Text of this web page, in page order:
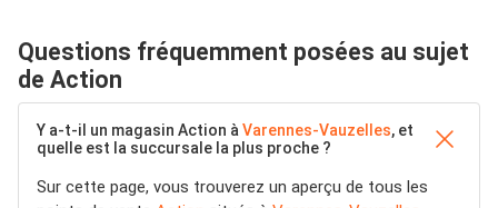
Questions fréquemment posées au sujet
de Action
Y a-t-il un magasin Action àVarennes-Vauzelles, et
quelle est la succursale la plus proche ?
Sur cette page, vous trouverez un aperçu de tous les